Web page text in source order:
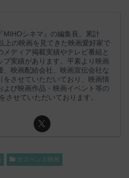
MIHOシネマ』の編集長。累計
上の映画を見てきた映画愛好家で
メディア掲載実績やテレビ番組と
プ実績があります。平素より映画
、映画配給会社、映画宣伝会社な
をさせていただいており、映画情
よび映画作品・映画イベント等の
させていただいております。
サスペンス映画